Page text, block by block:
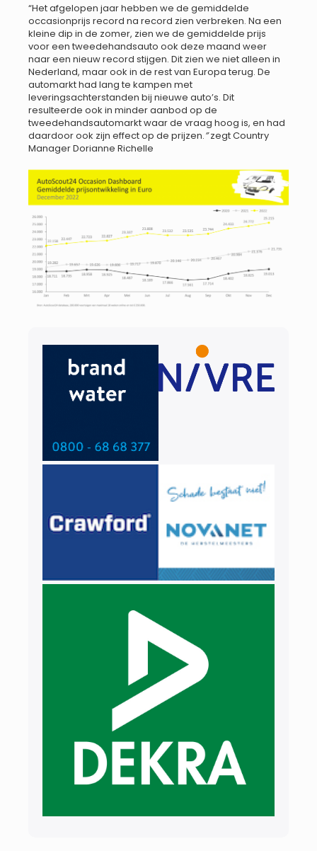
“Het afgelopen jaar hebben we de gemiddelde
occasionprijs record na record zien verbreken. Na een
kleine dip in de zomer, zien we de gemiddelde prijs
voor een tweedehandsauto ook deze maand weer
naar een nieuw record stijgen. Dit zien we niet alleen in
Nederland, maar ook in de rest van Europa terug. De
automarkt had lang te kampen met
leveringsachterstanden bij nieuwe auto’s. Dit
resulteerde ook in minder aanbod op de
tweedehandsautomarkt waar de vraag hoog is, en had
daardoor ook zijn effect op de prijzen.”zegt Country
Manager Dorianne Richelle